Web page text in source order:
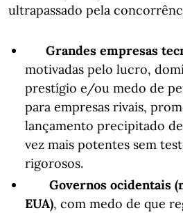
ultrapassado pela
Grandes empresas
motivadas pelo lucro,
prestígio e/ou medo de
para empresas rivais,
lançamento precipitado
vez mais potentes sem
rigorosos.
Governos ocidentais
EUA), com medo de que